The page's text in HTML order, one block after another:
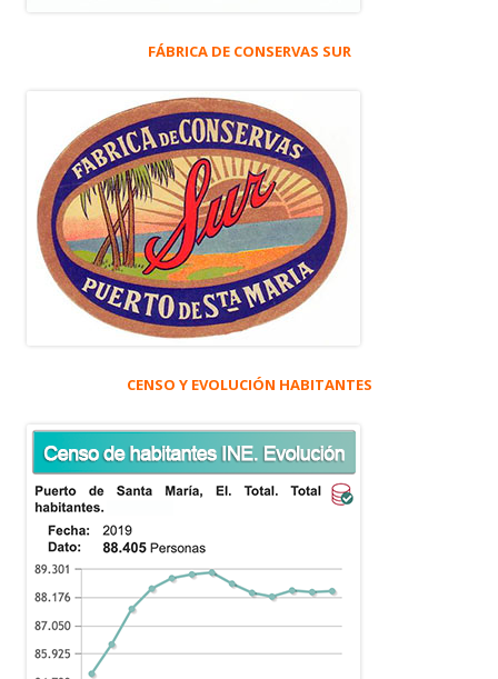
FÁBRICA DE CONSERVAS SUR
CENSO Y EVOLUCIÓN HABITANTES